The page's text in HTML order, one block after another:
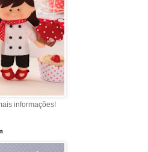
informações!